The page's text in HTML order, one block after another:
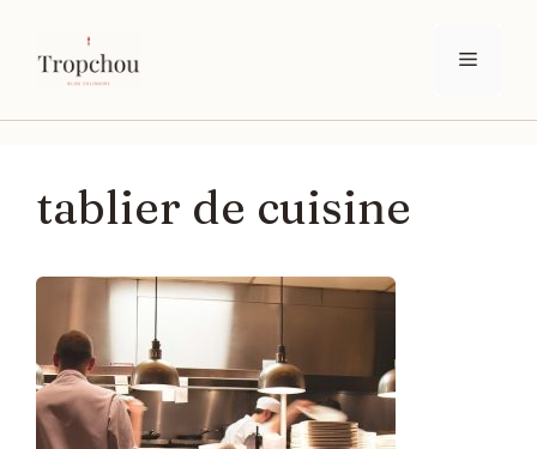
contenu
Menu
tablier de cuisine